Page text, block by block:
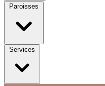
Paroisses
Services